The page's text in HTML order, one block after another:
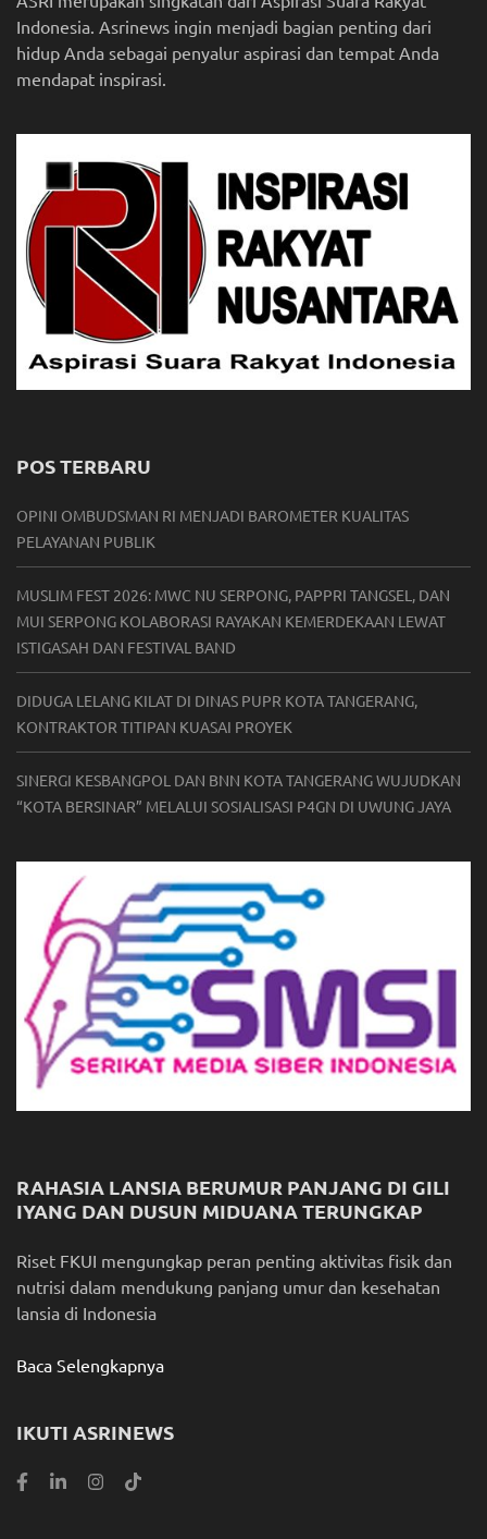
Indonesia. Asrinews ingin menjadi bagian penting dari
hidup Anda sebagai penyalur aspirasi dan tempat Anda
mendapat inspirasi.
POS TERBARU
OPINI OMBUDSMAN RI MENJADI BAROMETER KUALITAS
PELAYANAN PUBLIK
MUSLIM FEST 2026: MWC NU SERPONG, PAPPRI TANGSEL, DAN
MUI SERPONG KOLABORASI RAYAKAN KEMERDEKAAN LEWAT
ISTIGASAH DAN FESTIVAL BAND
DIDUGA LELANG KILAT DI DINAS PUPR KOTA TANGERANG,
KONTRAKTOR TITIPAN KUASAI PROYEK
SINERGI KESBANGPOL DAN BNN KOTA TANGERANG WUJUDKAN
“KOTA BERSINAR” MELALUI SOSIALISASI P4GN DI UWUNG JAYA
RAHASIA LANSIA BERUMUR PANJANG DI GILI
IYANG DAN DUSUN MIDUANA TERUNGKAP
Riset FKUI mengungkap peran penting aktivitas fisik dan
nutrisi dalam mendukung panjang umur dan kesehatan
lansia di Indonesia
Baca Selengkapnya
IKUTI ASRINEWS